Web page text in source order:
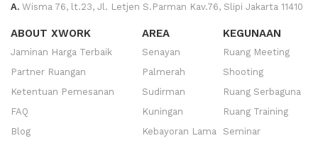
A. Wisma 76, lt.23, Jl. Letjen S.Parman Kav.76, Slipi Jakarta 11410
ABOUT XWORK
Jaminan Harga Terbaik
Partner Ruangan
Ketentuan Pemesanan
FAQ
Blog
AREA
Senayan
Palmerah
Sudirman
Kuningan
Kebayoran Lama
KEGUNAAN
Ruang Meeting
Shooting
Ruang Serbaguna
Ruang Training
Seminar